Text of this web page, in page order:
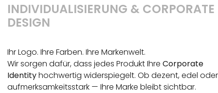
INDIVIDUALISIERUNG & CORPORATE
DESIGN
Ihr Logo. Ihre Farben. Ihre Markenwelt.
Wir sorgen dafür, dass jedes Produkt Ihre Corporate
Identityhochwertig widerspiegelt. Ob dezent, edel oder
aufmerksamkeitsstark — Ihre Marke bleibt sichtbar.